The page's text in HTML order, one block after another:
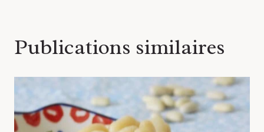
Publications similaires